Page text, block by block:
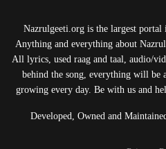
Nazrulgeeti.org is the largest
Anything and everything about
All lyrics, used raag and taal, audio/
behind the song, everything will be
growing every day. Be with us and
Developed, Owned and